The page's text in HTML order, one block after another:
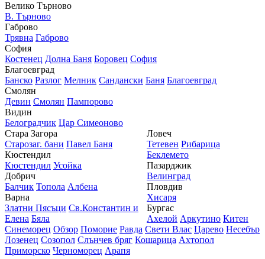
Велико Търново
В. Търново
Габрово
Трявна Габрово
София
Костенец Долна Баня Боровец София
Благоевград
Банско Разлог Мелник Сандански Баня Благоевград
Смолян
Девин Смолян Пампорово
Видин
Белоградчик Цар Симеоново
Стара Загора
Старозаг. бани Павел Баня
Кюстендил
Кюстендил Усойка
Добрич
Балчик Топола Албена
Варна
Златни Пясъци Св.Константин и
Елена Бяла
Ловеч
Тетевен Рибарица
Беклемето
Пазарджик
Велинград
Пловдив
Хисаря
Бургас
Ахелой Аркутино Китен
Синеморец Обзор Поморие Равда Свети Влас Царево Несебър
Лозенец Созопол Слънчев бряг Кошарица Ахтопол
Приморско Черноморец Арапя